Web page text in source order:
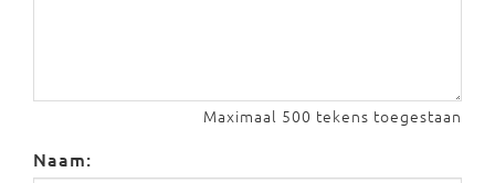
Maximaal 500 tekens toegestaan
Naam: